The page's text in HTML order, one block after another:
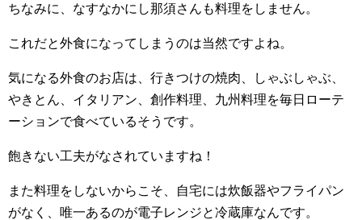
ちなみに、なすなかにし那須さんも料理をしません。
これだと外食になってしまうのは当然ですよね。
気になる外食のお店は、行きつけの焼肉、しゃぶしゃぶ、
やきとん、イタリアン、創作料理、九州料理を毎日ローテ
ーションで食べているそうです。
飽きない工夫がなされていますね！
また料理をしないからこそ、自宅には炊飯器やフライパン
がなく、唯一あるのが電子レンジと冷蔵庫なんです。